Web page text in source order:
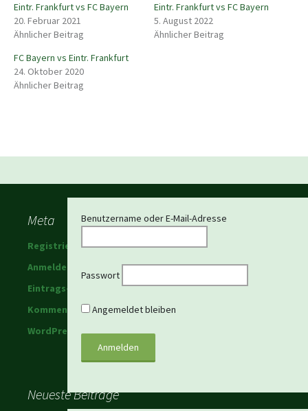
Eintr. Frankfurt vs FC Bayern
20. Februar 2021
Ähnlicher Beitrag
Eintr. Frankfurt vs FC Bayern
5. August 2022
Ähnlicher Beitrag
FC Bayern vs Eintr. Frankfurt
24. Oktober 2020
Ähnlicher Beitrag
Beitragsnavigation
Benutzername oder E-Mail-Adresse
Passwort
Angemeldet bleiben
Meta
Registrieren
Anmelden
Eintrags-Feed
Kommentar-Feed
WordPress.org
Neueste Beiträge